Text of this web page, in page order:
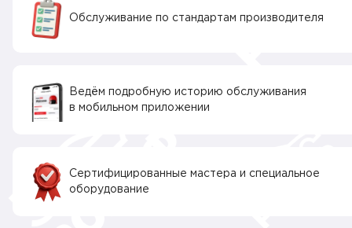
Обслуживание по стандартам производителя
Ведём подробную историю обслуживания
в мобильном приложении
Сертифицированные мастера и специальное
оборудование